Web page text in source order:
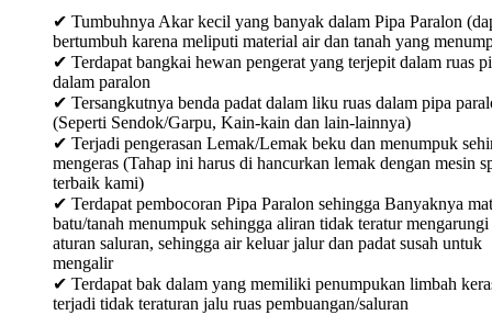
✔ Tumbuhnya Akar kecil yang banyak dalam Pipa Paralon
bertumbuh karena meliputi material air dan tanah yang
✔ Terdapat bangkai hewan pengerat yang terjepit dalam ruas
dalam paralon
✔ Tersangkutnya benda padat dalam liku ruas dalam pipa
(Seperti Sendok/Garpu, Kain-kain dan lain-lainnya)
✔ Terjadi pengerasan Lemak/Lemak beku dan menumpuk
mengeras (Tahap ini harus di hancurkan lemak dengan mesin
terbaik kami)
✔ Terdapat pembocoran Pipa Paralon sehingga Banyaknya
batu/tanah menumpuk sehingga aliran tidak teratur mengarungi
aturan saluran, sehingga air keluar jalur dan padat susah untuk
mengalir
✔ Terdapat bak dalam yang memiliki penumpukan limbah
terjadi tidak teraturan jalu ruas pembuangan/saluran